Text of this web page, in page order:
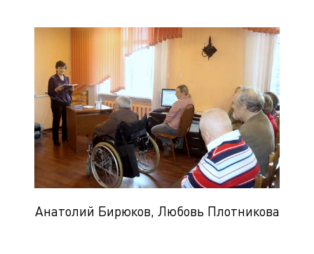
Анатолий Бирюков, Любовь Плотникова